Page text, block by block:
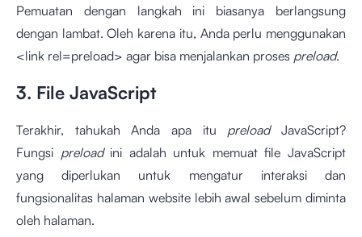
Pemuatan dengan langkah ini biasanya berlangsung
dengan lambat. Oleh karena itu, Anda perlu menggunakan
<link rel=preload> agar bisa menjalankan proses preload.
3. File JavaScript
Terakhir, tahukah Anda apa itu preloadJavaScript?
Fungsi preloadini adalah untuk memuat file JavaScript
yang diperlukan untuk mengatur interaksi dan
fungsionalitas halaman website lebih awal sebelum diminta
oleh halaman.